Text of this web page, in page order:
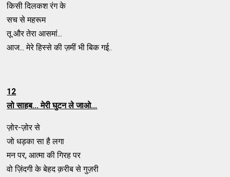
किसी दिलकश रंग के
सच से महरूम
तू और तेरा आसमां...
आज... मेरे हिस्से की ज़मीं भी बिक गई..
12
लो साहब... मेरी घुटन ले जाओ...
ज़ोर-ज़ोर से
जो धड़का सा है लगा
मन पर, आत्मा की गिरह पर
वो ज़िंदगी के बेहद क़रीब से गुज़री